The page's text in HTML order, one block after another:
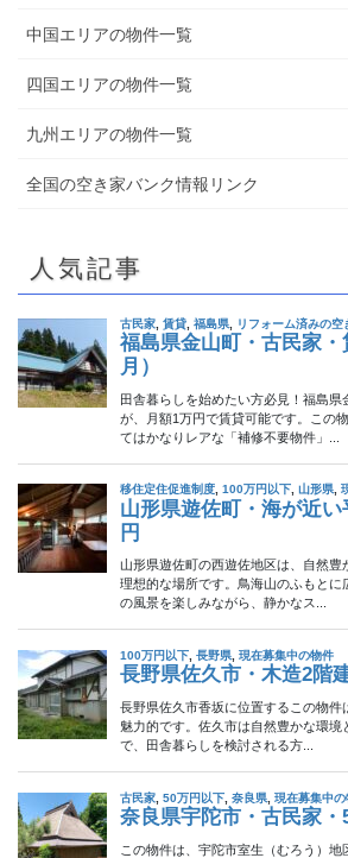
中国エリアの物件一覧
四国エリアの物件一覧
九州エリアの物件一覧
全国の空き家バンク情報リンク
人気記事